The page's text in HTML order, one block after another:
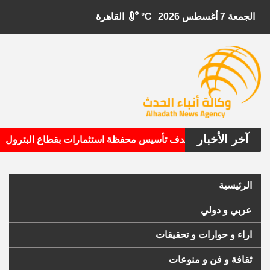
الجمعة 7 أغسطس 2026 °C
آخر الأخبار
الأمريكية تستهدف تأسيس محفظة استثمارات بقطاع البترول
الرئيسية
عربي و دولي
اراء و حوارات و تحقيقات
ثقافة و فن و منوعات